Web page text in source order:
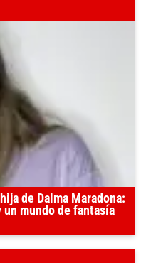
de Dalma Maradona:
mundo de fantasía